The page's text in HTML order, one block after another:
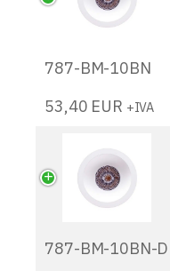
787-BM-10BN
53,40 EUR +IVA
787-BM-10BN-D